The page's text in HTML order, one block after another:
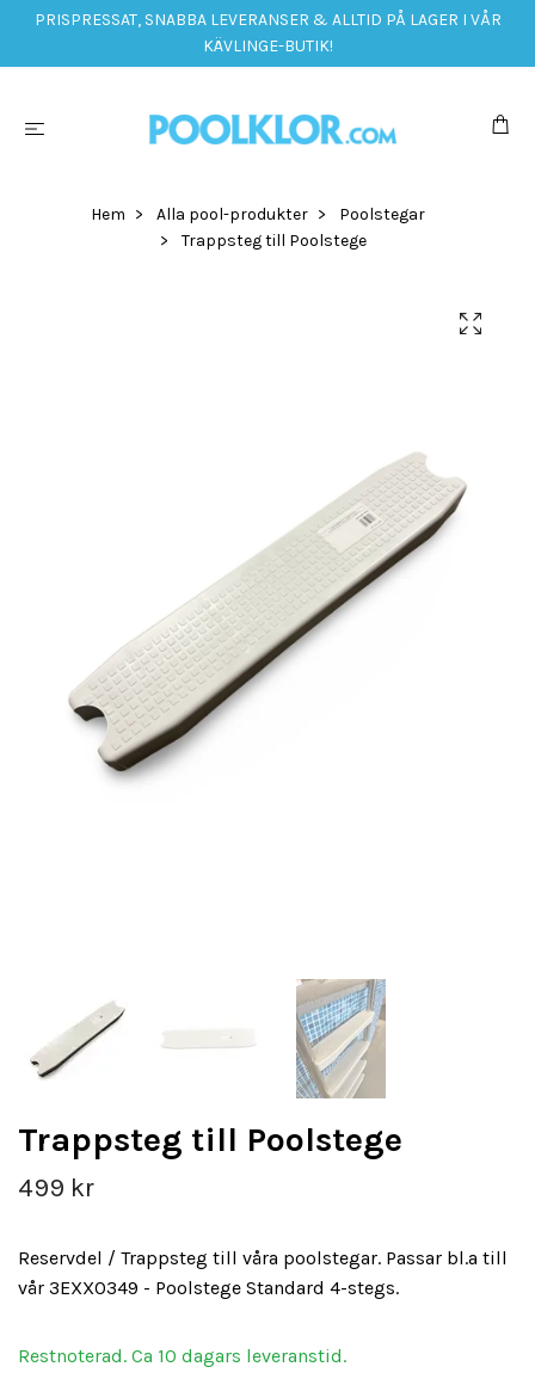
PRISPRESSAT, SNABBA LEVERANSER & ALLTID PÅ LAGER I VÅR
KÄVLINGE-BUTIK!
Hem Alla pool-produkter
Poolstegar
Trappsteg till Poolstege
Trappsteg till Poolstege
499 kr
Reservdel / Trappsteg till våra poolstegar. Passar bl.a till
vår 3EXX0349 - Poolstege Standard 4-stegs.
Restnoterad. Ca 10 dagars leveranstid.